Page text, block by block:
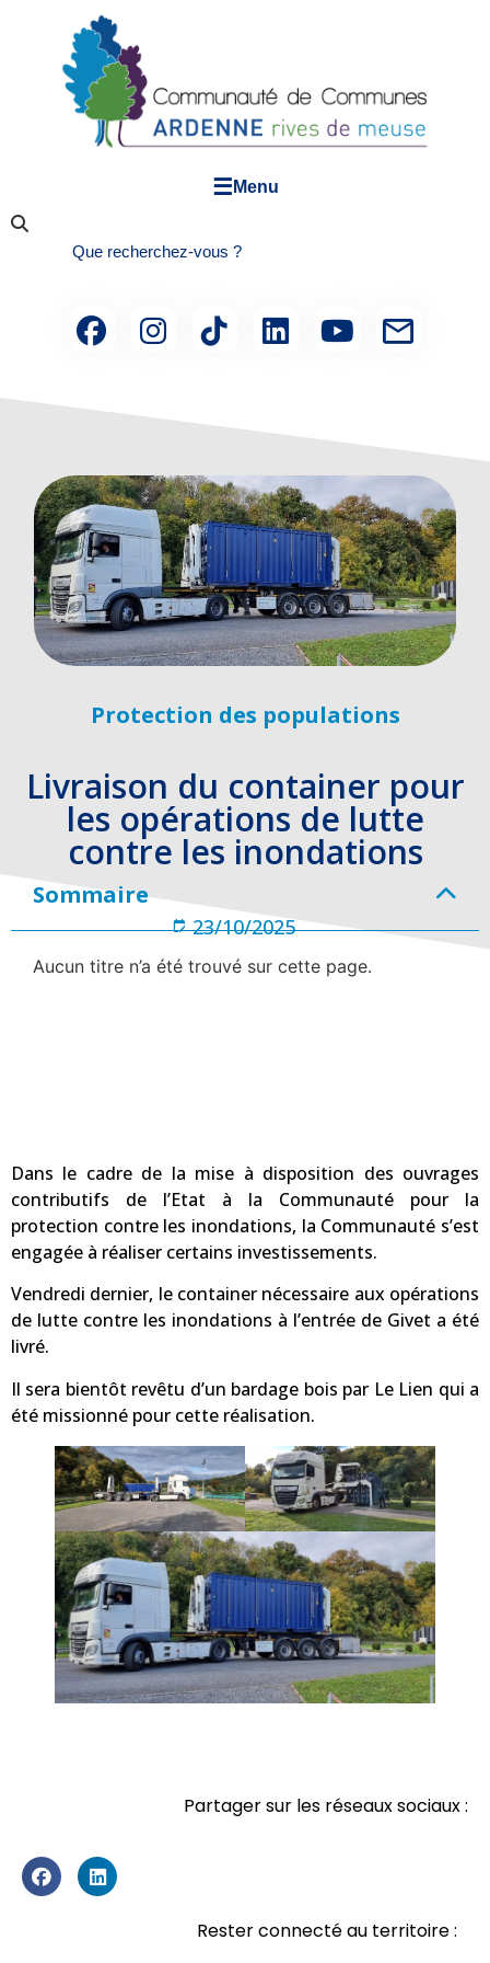
☰ Menu
Protection des populations
Livraison du container pour
les opérations de lutte
contre les inondations
23/10/2025
Sommaire
Aucun titre n’a été trouvé sur cette page.
Dans le cadre de la mise à disposition des ouvrages
contributifs de l’Etat à la Communauté pour la
protection contre les inondations, la Communauté s’est
engagée à réaliser certains investissements.
Vendredi dernier, le container nécessaire aux opérations
de lutte contre les inondations à l’entrée de Givet a été
livré.
Il sera bientôt revêtu d’un bardage bois par Le Lien qui a
été missionné pour cette réalisation.
Partager sur les réseaux sociaux :
Rester connecté au territoire :